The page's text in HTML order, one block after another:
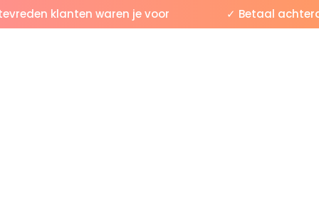
klanten waren je voor ✓ Betaal achteraf